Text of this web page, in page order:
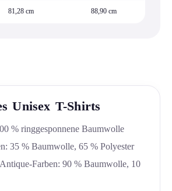
81,28 cm 88,90 cm
Unisex T-Shirts
% ringgesponnene Baumwolle
35 % Baumwolle, 65 % Polyester
Farben: 90 % Baumwolle, 10